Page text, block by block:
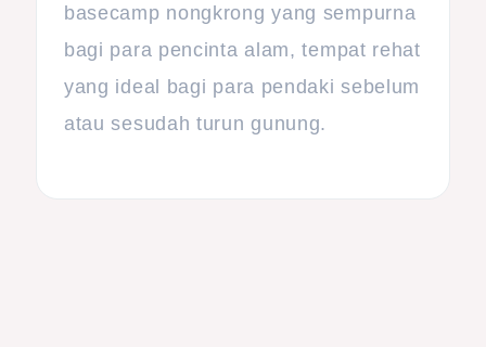
basecamp nongkrong yang sempurna
bagi para pencinta alam, tempat rehat
yang ideal bagi para pendaki sebelum
atau sesudah turun gunung.